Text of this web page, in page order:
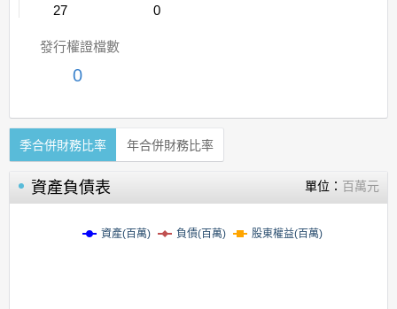
27
0
發行權證檔數
0
季合併財務比率 年合併財務比率
資產負債表 單位： 百萬元
資產(百萬) 負債(百萬) 股東權益(百萬)